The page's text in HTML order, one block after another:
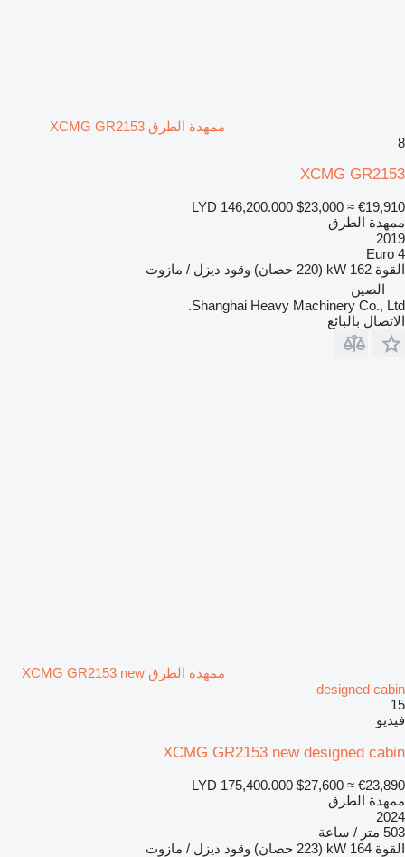
ممهدة الطرق XCMG GR2153
8
XCMG GR2153
LYD 146,200.000 $23,000 ≈ €19,910
ممهدة الطرق
2019
Euro 4
القوة 162 kW (220 حصان) وقود ديزل / مازوت
الصين
Shanghai Heavy Machinery Co., Ltd.
الاتصال بالبائع
ممهدة الطرق XCMG GR2153 new
designed cabin
15
فيديو
XCMG GR2153 new designed cabin
LYD 175,400.000 $27,600 ≈ €23,890
ممهدة الطرق
2024
503 متر / ساعة
القوة 164 kW (223 حصان) وقود ديزل / مازوت